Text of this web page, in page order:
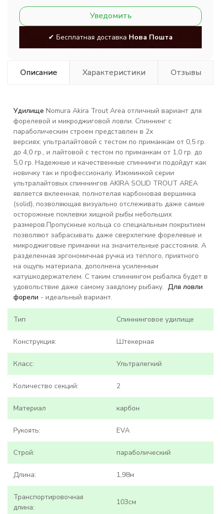
Уведомить
✔ Бесплатная доставка Нова Пошта
Описание Характеристики Отзывы
Удилище Nomura Akira Trout Area отличный вариант для
форелевой и микроджиговой ловли. Спиннинг с
параболическим строем представлен в 2х
версиях: ультралайтовой с тестом по приманкам от 0,5 гр.
до 4,0 гр., и лайтовой с тестом по приманкам от 1,0 гр. до
5,0 гр. Надежные и качественные спиннинги подойдут как
новичку так и профессионалу. Изюминкой серии
ультралайтовых спиннингов AKIRA SOLID TROUT AREA
является вклеенная, полнотелая карбоновая вершинка
(solid), позволяющая визуально отслеживать даже самые
осторожные поклевки хищной рыбы небольших
размеров.Пропускные кольца со специальным покрытием
позволяют забрасывать даже сверхлегкие форелевые и
микроджиговые приманки на значительные расстояния. А
разделенная эргономичная ручка из теплого, приятного
на ощупь материала, дополнена усиленным
катушкодержателем. С таким спиннингом рыбалка будет в
удовольствие даже самому заядлому рыбаку. Для ловли
форели - идеальный вариант.
Тип Спиннинговое удилище
Конструкция: Штекерная
Класс: Ультралегкий
Количество секций: 2
Материал карбон
Рукоять: EVA
Строй: параболический
Длина: 1,98м
Транспортировочная
длина:
103см